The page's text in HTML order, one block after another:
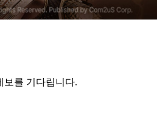
보를 기다립니다.